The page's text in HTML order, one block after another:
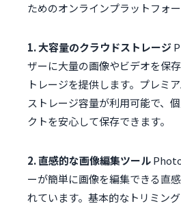
ためのオンラインプラットフォー
1. 大容量のクラウドストレージ
ザーに大量の画像やビデオを保
トレージを提供します。プレミ
ストレージ容量が利用可能で、
クトを安心して保存できます。
2. 直感的な画像編集ツール
ーが簡単に画像を編集できる直
れています。基本的なトリミン